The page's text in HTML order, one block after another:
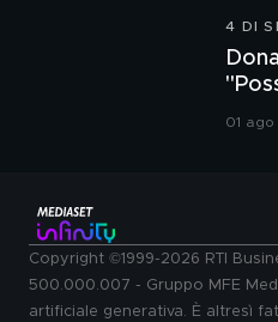
4 DI
01 ago
Copyright ©1999-2026 RTI
500.000.007 - Gruppo MFE
artificiale generativa. È altresì